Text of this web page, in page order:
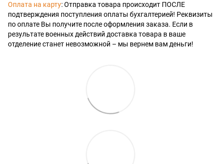
Оплата на карту: Отправка товара происходит ПОСЛЕ
подтверждения поступления оплаты бухгалтерией! Реквизиты
по оплате Вы получите после оформления заказа. Если в
результате военных действий доставка товара в ваше
отделение станет невозможной – мы вернем вам деньги!